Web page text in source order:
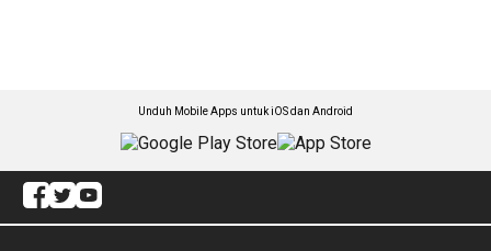
Unduh Mobile Apps untuk iOS dan Android